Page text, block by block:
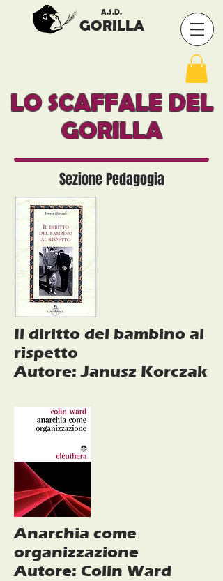
A.S.D.
GORILLA
LO SCAFFALE DEL
GORILLA
Sezione Pedagogia
Il diritto del bambino al
rispetto
Autore: Janusz Korczak
Anarchia come
organizzazione
Autore: Colin Ward